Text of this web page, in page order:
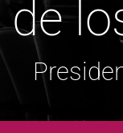
de